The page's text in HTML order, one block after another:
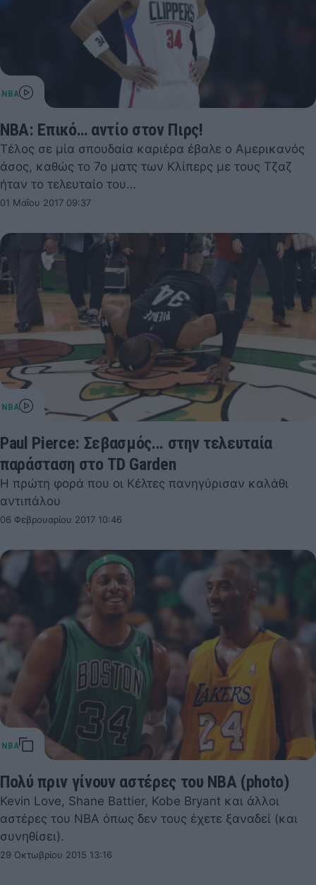
NBA: Επικό… αντίο στον Πιρς!
Τέλος σε μία σπουδαία καριέρα έβαλε ο Αμερικανός
άσος, καθώς το 7ο ματς των Κλίπερς με τους Τζαζ
ήταν το τελευταίο του…
01 Μαΐου 2017 09:37
Paul Pierce: Σεβασμός... στην τελευταία
παράσταση στο TD Garden
Η πρώτη φορά που οι Κέλτες πανηγύρισαν καλάθι
αντιπάλου
06 Φεβρουαρίου 2017 10:46
Πολύ πριν γίνουν αστέρες του ΝΒΑ (photo)
Kevin Love, Shane Battier, Kobe Bryant και άλλοι
αστέρες του ΝΒΑ όπως δεν τους έχετε ξαναδεί (και
συνηθίσει).
29 Οκτωβρίου 2015 13:16